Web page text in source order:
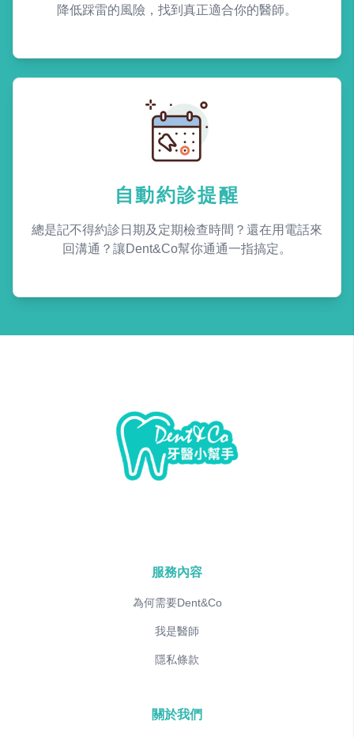
降低踩雷的風險，找到真正適合你的醫師。
自動約診提醒
總是記不得約診日期及定期檢查時間？還在用電話來
回溝通？讓Dent&Co幫你通通一指搞定。
服務內容
為何需要Dent&Co
我是醫師
隱私條款
關於我們